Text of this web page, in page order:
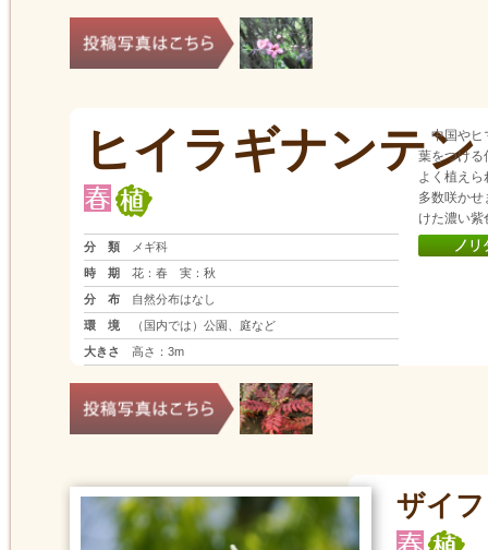
ヒイラギナンテン
分 類
メギ科
時 期
花：春 実：秋
分 布
自然分布はなし
環 境
（国内では）公園、庭など
大きさ
高さ：3m
中国やヒ
葉をつける
よく植え
多数咲か
けた濃い紫
ザイ